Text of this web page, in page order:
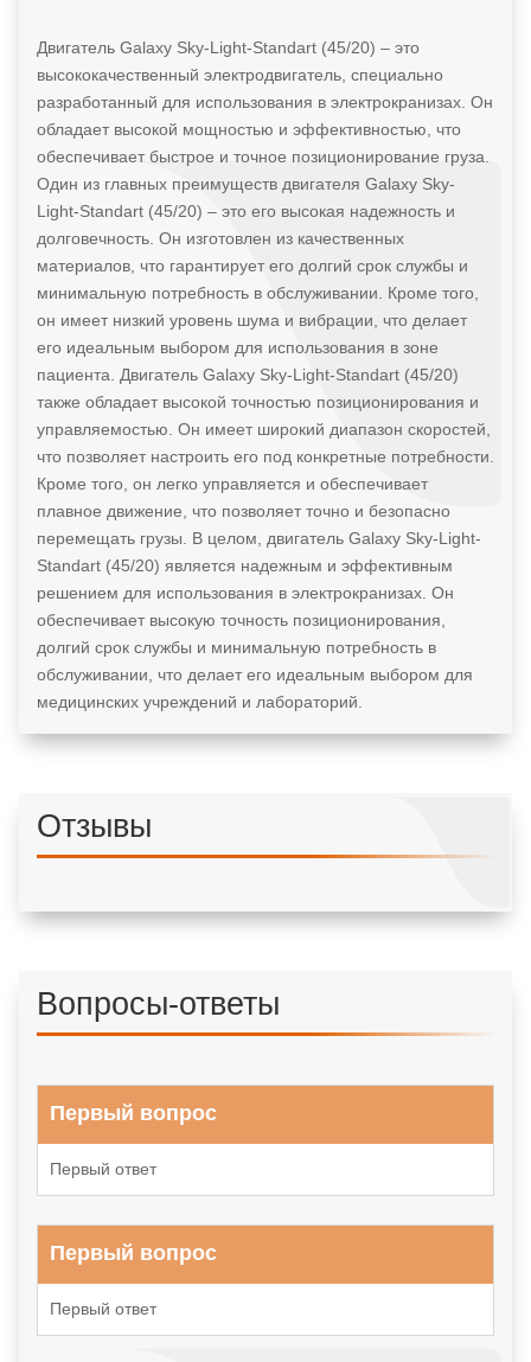
Двигатель Galaxy Sky-Light-Standart (45/20) – это
высококачественный электродвигатель, специально
разработанный для использования в электрокранизах. Он
обладает высокой мощностью и эффективностью, что
обеспечивает быстрое и точное позиционирование груза.
Один из главных преимуществ двигателя Galaxy Sky-
Light-Standart (45/20) – это его высокая надежность и
долговечность. Он изготовлен из качественных
материалов, что гарантирует его долгий срок службы и
минимальную потребность в обслуживании. Кроме того,
он имеет низкий уровень шума и вибрации, что делает
его идеальным выбором для использования в зоне
пациента. Двигатель Galaxy Sky-Light-Standart (45/20)
также обладает высокой точностью позиционирования и
управляемостью. Он имеет широкий диапазон скоростей,
что позволяет настроить его под конкретные потребности.
Кроме того, он легко управляется и обеспечивает
плавное движение, что позволяет точно и безопасно
перемещать грузы. В целом, двигатель Galaxy Sky-Light-
Standart (45/20) является надежным и эффективным
решением для использования в электрокранизах. Он
обеспечивает высокую точность позиционирования,
долгий срок службы и минимальную потребность в
обслуживании, что делает его идеальным выбором для
медицинских учреждений и лабораторий.
Отзывы
Вопросы-ответы
Первый вопрос
Первый ответ
Первый вопрос
Первый ответ